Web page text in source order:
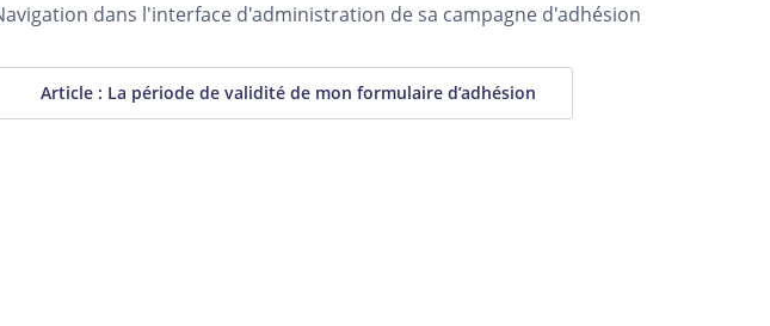
dans l'interface d'administration de sa campagne d'adhésion
Article : La période de validité de mon formulaire d’adhésion